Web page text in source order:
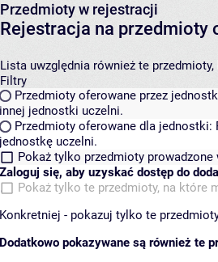
Przedmioty w rejestracji
Rejestracja na przedmioty
Lista uwzględnia również te
Filtry
Przedmioty oferowane przez
innej jednostki uczelni.
Przedmioty oferowane dla jednostki:
jednostkę uczelni.
Pokaż tylko przedmioty
Zaloguj się, aby uzyskać dostęp do
Pokaż tylko te przedmioty, na które
Konkretniej - pokazuj tylko te
Dodatkowo pokazywane są również te